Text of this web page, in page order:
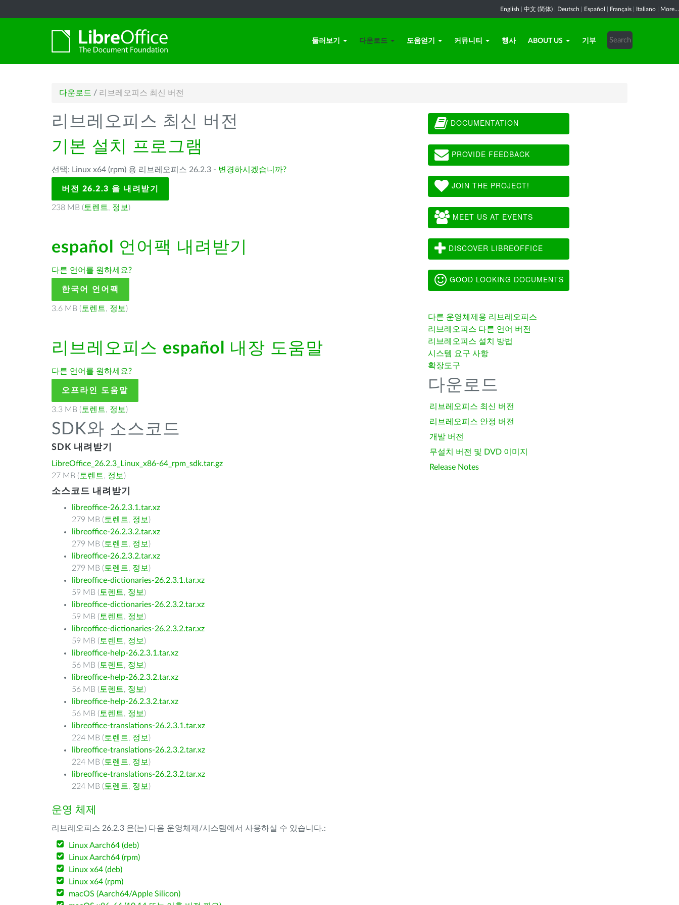
English 中文 (简体) Deutsch Español Français Italiano More...
둘러보기 다운로드 도움얻기 커뮤니티 행사 ABOUT US 기부
다운로드 / 리브레오피스 최신 버전
리브레오피스 최신 버전
기본 설치 프로그램
선택: Linux x64 (rpm) 용 리브레오피스 26.2.3 - 변경하시겠습니까?
버전 26.2.3 을 내려받기
238 MB ( 토렌트, 정보 )
español 언어팩 내려받기
다른 언어를 원하세요?
한국어 언어팩
3.6 MB ( 토렌트, 정보 )
리브레오피스 español 내장 도움말
다른 언어를 원하세요?
오프라인 도움말
3.3 MB ( 토렌트, 정보 )
SDK와 소스코드
SDK 내려받기
LibreOffice_26.2.3_Linux_x86-64_rpm_sdk.tar.gz
27 MB ( 토렌트, 정보 )
소스코드 내려받기
libreoffice-26.2.3.1.tar.xz
279 MB ( 토렌트, 정보 )
libreoffice-26.2.3.2.tar.xz
279 MB ( 토렌트, 정보 )
libreoffice-26.2.3.2.tar.xz
279 MB ( 토렌트, 정보 )
libreoffice-dictionaries-26.2.3.1.tar.xz
59 MB ( 토렌트, 정보 )
libreoffice-dictionaries-26.2.3.2.tar.xz
59 MB ( 토렌트, 정보 )
libreoffice-dictionaries-26.2.3.2.tar.xz
59 MB ( 토렌트, 정보 )
libreoffice-help-26.2.3.1.tar.xz
56 MB ( 토렌트, 정보 )
libreoffice-help-26.2.3.2.tar.xz
56 MB ( 토렌트, 정보 )
libreoffice-help-26.2.3.2.tar.xz
56 MB ( 토렌트, 정보 )
libreoffice-translations-26.2.3.1.tar.xz
224 MB ( 토렌트, 정보 )
libreoffice-translations-26.2.3.2.tar.xz
224 MB ( 토렌트, 정보 )
libreoffice-translations-26.2.3.2.tar.xz
224 MB ( 토렌트, 정보 )
운영 체제
리브레오피스 26.2.3 은(는) 다음 운영체제/시스템에서 사용하실 수 있습니다.:
Linux Aarch64 (deb)
Linux Aarch64 (rpm)
Linux x64 (deb)
Linux x64 (rpm)
macOS (Aarch64/Apple Silicon)
DOCUMENTATION
PROVIDE FEEDBACK
JOIN THE PROJECT!
MEET US AT EVENTS
DISCOVER LIBREOFFICE
GOOD LOOKING DOCUMENTS
다른 운영체제용 리브레오피스
리브레오피스 다른 언어 버전
리브레오피스 설치 방법
시스템 요구 사항
확장도구
다운로드
리브레오피스 최신 버전
리브레오피스 안정 버전
개발 버전
무설치 버전 및 DVD 이미지
Release Notes